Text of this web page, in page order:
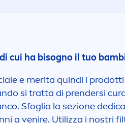
cui ha bisogno il tuo
e merita quindi i prodotti
si tratta di prendersi
Sfoglia la sezione
a venire. Utilizza i